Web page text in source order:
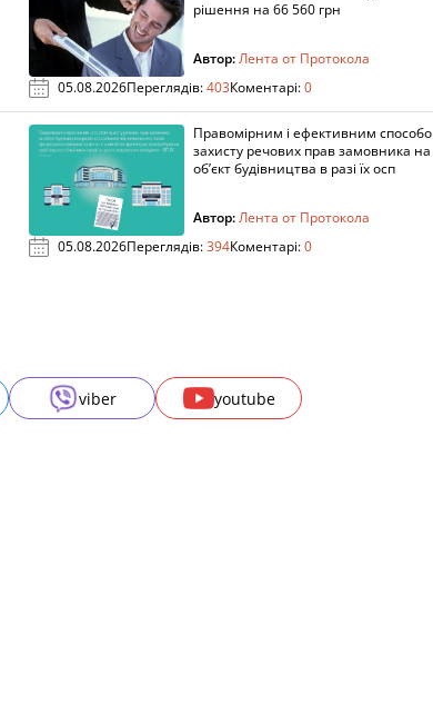
рішення на 66 560 грн
Автор:Лента от Протокола
05.08.2026Переглядів:403Коментарі:0
Правомірним і ефективним
захисту речових прав замовника на
об’єкт будівництва в разі їх осп
Автор:Лента от Протокола
05.08.2026Переглядів:394Коментарі:0
viber youtube